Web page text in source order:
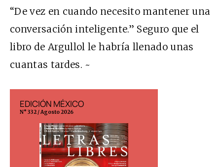
“De vez en cuando necesito mantener una
conversación inteligente.” Seguro que el
libro de Argullol le habría llenado unas
cuantas tardes. ~
EDICIÓN MÉXICO
N° 332 / Agosto 2026